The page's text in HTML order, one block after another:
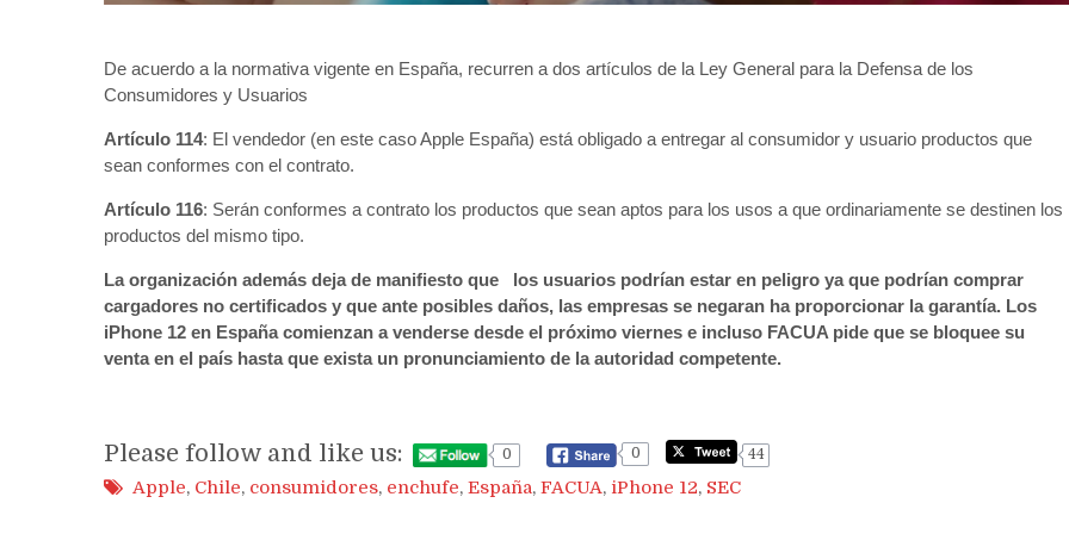
De acuerdo a la normativa vigente en España, recurren a dos artículos de la Ley General para la Defensa de los
Consumidores y Usuarios
Artículo 114: El vendedor (en este caso Apple España) está obligado a entregar al consumidor y usuario productos que
sean conformes con el contrato.
Artículo 116: Serán conformes a contrato los productos que sean aptos para los usos a que ordinariamente se destinen los
productos del mismo tipo.
La organización además deja de manifiesto que los usuarios podrían estar en peligro ya que podrían comprar
cargadores no certificados y que ante posibles daños, las empresas se negaran ha proporcionar la garantía. Los
iPhone 12 en España comienzan a venderse desde el próximo viernes e incluso FACUA pide que se bloquee su
venta en el país hasta que exista un pronunciamiento de la autoridad competente.
Please follow and like us: 0 0 44
Apple, Chile, consumidores, enchufe, España, FACUA, iPhone 12, SEC